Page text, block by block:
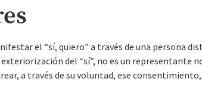
el “sí, quiero” a través de una persona
del “sí”, no es un representante
a través de su voluntad, ese consentimiento,